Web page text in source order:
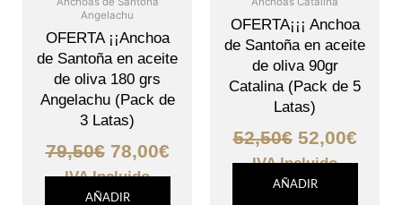
Angelachu
OFERTA ¡¡Anchoa
de Santoña en aceite
de oliva 180 grs
Angelachu (Pack de
3 Latas)
79,50€
79,50€.
78,00€
78,00€.
IVA Incluido
AÑADIR
OFERTA¡¡¡ Anchoa
de Santoña en aceite
de oliva 90gr
Catalina (Pack de 5
Latas)
52,50€
52,50€.
52,00€
IVA Incluido
AÑADIR